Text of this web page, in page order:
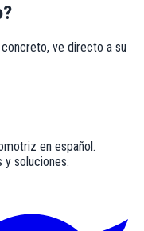
ve directo a su
en español.
y soluciones.